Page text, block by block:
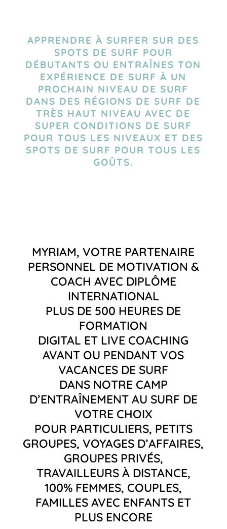
APPRENDRE À SURFER SUR DES
SPOTS DE SURF POUR
DÉBUTANTS OU ENTRAÎNES TON
EXPÉRIENCE DE SURF À UN
PROCHAIN NIVEAU DE SURF
DANS DES RÉGIONS DE SURF DE
TRÈS HAUT NIVEAU AVEC DE
SUPER CONDITIONS DE SURF
POUR TOUS LES NIVEAUX ET DES
SPOTS DE SURF POUR TOUS LES
GOÛTS.
MYRIAM, VOTRE PARTENAIRE
PERSONNEL DE MOTIVATION &
COACH AVEC DIPLÔME
INTERNATIONAL
PLUS DE 500 HEURES DE
FORMATION
DIGITAL ET LIVE COACHING
AVANT OU PENDANT VOS
VACANCES DE SURF
DANS NOTRE CAMP
D’ENTRAÎNEMENT AU SURF DE
VOTRE CHOIX
POUR PARTICULIERS, PETITS
GROUPES, VOYAGES D’AFFAIRES,
GROUPES PRIVÉS,
TRAVAILLEURS À DISTANCE,
100% FEMMES, COUPLES,
FAMILLES AVEC ENFANTS ET
PLUS ENCORE